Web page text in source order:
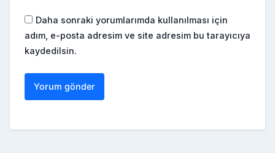
Daha sonraki yorumlarımda kullanılması için
adım, e-posta adresim ve site adresim bu tarayıcıya
kaydedilsin.